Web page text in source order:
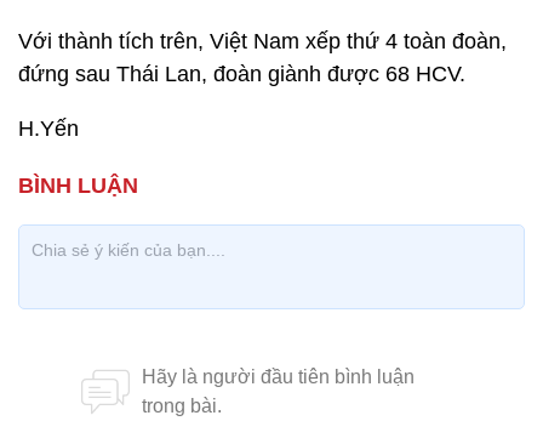
Với thành tích trên, Việt Nam xếp thứ 4 toàn đoàn,
đứng sau Thái Lan, đoàn giành được 68 HCV.
H.Yến